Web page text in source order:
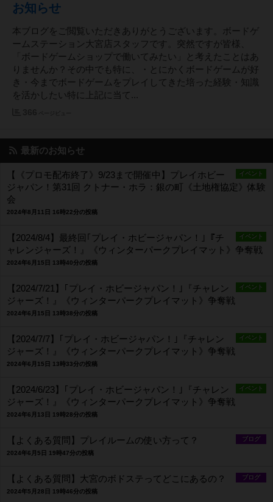
お知らせ
本ブログをご閲覧いただきありがとうございます。ボードゲ
ームステーション大宮店スタッフです。突然ですが皆様、
「ボードゲームショップで働いてみたい」と考えたことはあ
りませんか？その中でも特に、・とにかくボードゲームが好
き・今までボードゲームをプレイしてきた培った経験・知識
を活かしたい特に上記に当て...
最新のお知らせ
イベント
【《プロモ配布終了》9/23まで開催中】プレイホビー
ジャパン！第31回 クトナー・ホラ：銀の町《土地権協定》体験
会
2024年8月11日 16時22分の投稿
イベント
【2024/8/4】最終回｢プレイ・ホビージャパン！｣『チ
ャレンジャーズ！』《ウィンターパークプレイマット》争奪戦
2024年6月15日 13時40分の投稿
イベント
【2024/7/21】｢プレイ・ホビージャパン！｣『チャレン
ジャーズ！』《ウィンターパークプレイマット》争奪戦
2024年6月15日 13時38分の投稿
イベント
【2024/7/7】｢プレイ・ホビージャパン！｣『チャレン
ジャーズ！』《ウィンターパークプレイマット》争奪戦
2024年6月15日 13時33分の投稿
イベント
【2024/6/23】｢プレイ・ホビージャパン！｣『チャレン
ジャーズ！』《ウィンターパークプレイマット》争奪戦
2024年6月13日 19時28分の投稿
ブログ
【よくある質問】プレイルームの使い方って？
2024年6月5日 19時47分の投稿
ブログ
【よくある質問】大宮のボドステってどこにあるの？
2024年5月28日 19時46分の投稿